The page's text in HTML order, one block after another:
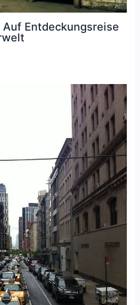
Entdeckungsreise